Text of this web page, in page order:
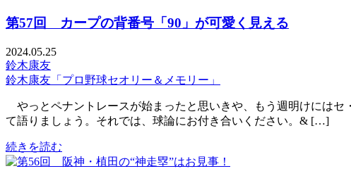
第57回 カープの背番号「90」が可愛く見える
2024.05.25
鈴木康友
鈴木康友「プロ野球セオリー＆メモリー」
やっとペナントレースが始まったと思いきや、もう週明けにはセ
て語りましょう。それでは、球論にお付き合いください。& […]
続きを読む